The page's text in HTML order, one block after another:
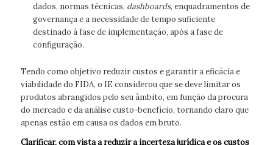
dados, normas técnicas, dashboards, enquadramentos de
governança e a necessidade de tempo suficiente
destinado à fase de implementação, após a fase de
configuração.
Tendo como objetivo reduzir custos e garantir a eficácia e
viabilidade do FIDA, o IE considerou que se deve limitar os
produtos abrangidos pelo seu âmbito, em função da procura
do mercado e da análise custo-benefício, tornando claro que
apenas estão em causa os dados em bruto.
Clarificar, com vista a reduzir a incerteza jurídica e os custos